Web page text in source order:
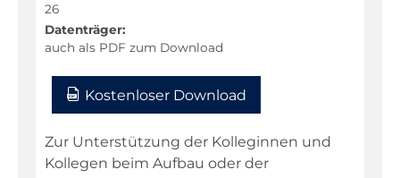
Niederdeutsch
Philosophie
Religion
Sachunterricht
26
Datenträger:
auch als PDF zum Download
Kostenloser Download
Zur Unterstützung der Kolleginnen und
Kollegen beim Aufbau oder der